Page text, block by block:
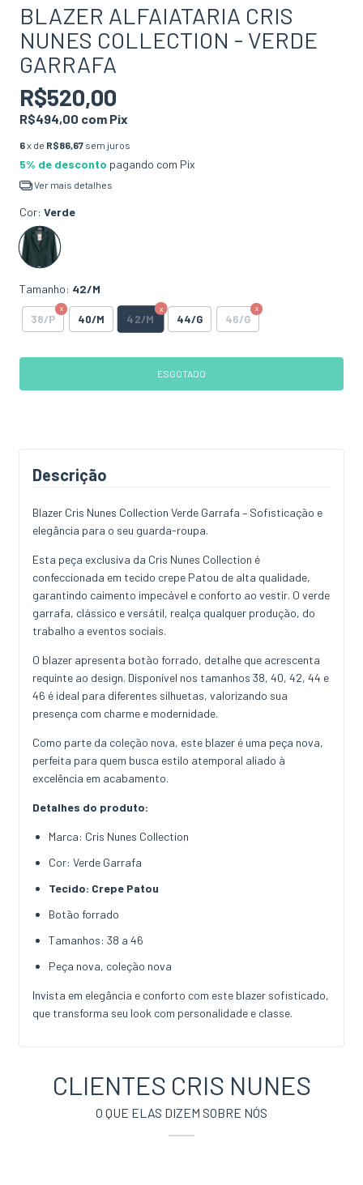
BLAZER ALFAIATARIA CRIS
NUNES COLLECTION - VERDE
GARRAFA
R$520,00
R$494,00 com Pix
6x de R$86,67 sem juros
5% de desconto pagando com Pix
Ver mais detalhes
Cor: Verde
Tamanho: 42/M
38/P 40/M 42/M 44/G 46/G
Descrição
Blazer Cris Nunes Collection Verde Garrafa – Sofisticação e
elegância para o seu guarda-roupa.
Esta peça exclusiva da Cris Nunes Collection é
confeccionada em tecido crepe Patou de alta qualidade,
garantindo caimento impecável e conforto ao vestir. O verde
garrafa, clássico e versátil, realça qualquer produção, do
trabalho a eventos sociais.
O blazer apresenta botão forrado, detalhe que acrescenta
requinte ao design. Disponível nos tamanhos 38, 40, 42, 44 e
46 é ideal para diferentes silhuetas, valorizando sua
presença com charme e modernidade.
Como parte da coleção nova, este blazer é uma peça nova,
perfeita para quem busca estilo atemporal aliado à
excelência em acabamento.
Detalhes do produto:
Marca: Cris Nunes Collection
Cor: Verde Garrafa
Tecido: Crepe Patou
Botão forrado
Tamanhos: 38 a 46
Peça nova, coleção nova
Invista em elegância e conforto com este blazer sofisticado,
que transforma seu look com personalidade e classe.
CLIENTES CRIS NUNES
O QUE ELAS DIZEM SOBRE NÓS